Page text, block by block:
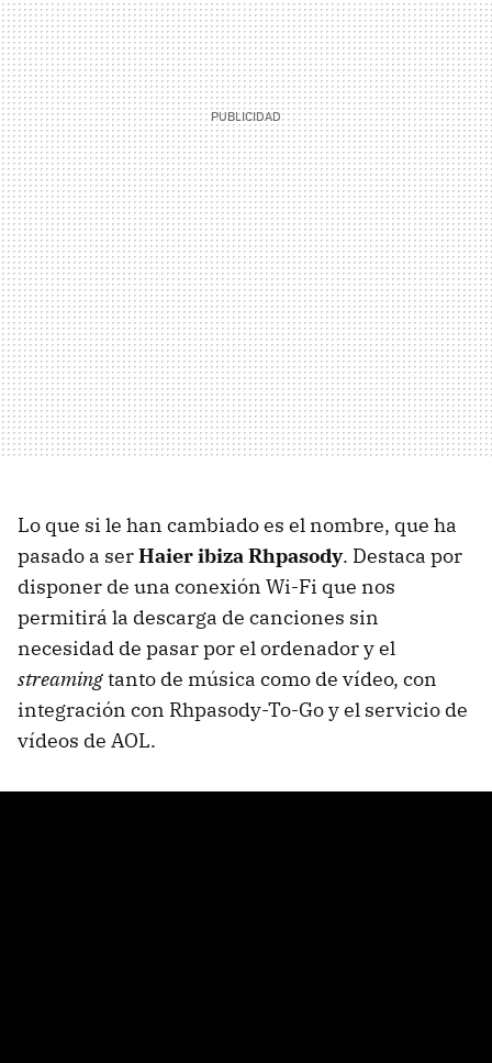
Lo que si le han cambiado es el nombre, que ha
pasado a serHaier ibiza Rhpasody. Destaca por
disponer de una conexión Wi-Fi que nos
permitirá la descarga de canciones sin
necesidad de pasar por el ordenador y el
streamingtanto de música como de vídeo, con
integración con Rhpasody-To-Go y el servicio de
vídeos de AOL.